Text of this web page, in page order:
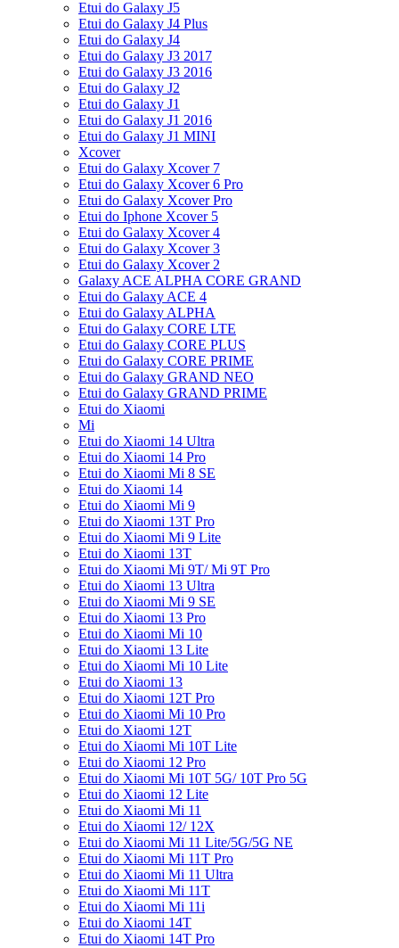
Etui do Galaxy J5
Etui do Galaxy J4 Plus
Etui do Galaxy J4
Etui do Galaxy J3 2017
Etui do Galaxy J3 2016
Etui do Galaxy J2
Etui do Galaxy J1
Etui do Galaxy J1 2016
Etui do Galaxy J1 MINI
Xcover
Etui do Galaxy Xcover 7
Etui do Galaxy Xcover 6 Pro
Etui do Galaxy Xcover Pro
Etui do Iphone Xcover 5
Etui do Galaxy Xcover 4
Etui do Galaxy Xcover 3
Etui do Galaxy Xcover 2
Galaxy ACE ALPHA CORE GRAND
Etui do Galaxy ACE 4
Etui do Galaxy ALPHA
Etui do Galaxy CORE LTE
Etui do Galaxy CORE PLUS
Etui do Galaxy CORE PRIME
Etui do Galaxy GRAND NEO
Etui do Galaxy GRAND PRIME
Etui do Xiaomi
Mi
Etui do Xiaomi 14 Ultra
Etui do Xiaomi 14 Pro
Etui do Xiaomi Mi 8 SE
Etui do Xiaomi 14
Etui do Xiaomi Mi 9
Etui do Xiaomi 13T Pro
Etui do Xiaomi Mi 9 Lite
Etui do Xiaomi 13T
Etui do Xiaomi Mi 9T/ Mi 9T Pro
Etui do Xiaomi 13 Ultra
Etui do Xiaomi Mi 9 SE
Etui do Xiaomi 13 Pro
Etui do Xiaomi Mi 10
Etui do Xiaomi 13 Lite
Etui do Xiaomi Mi 10 Lite
Etui do Xiaomi 13
Etui do Xiaomi 12T Pro
Etui do Xiaomi Mi 10 Pro
Etui do Xiaomi 12T
Etui do Xiaomi Mi 10T Lite
Etui do Xiaomi 12 Pro
Etui do Xiaomi Mi 10T 5G/ 10T Pro 5G
Etui do Xiaomi 12 Lite
Etui do Xiaomi Mi 11
Etui do Xiaomi 12/ 12X
Etui do Xiaomi Mi 11 Lite/5G/5G NE
Etui do Xiaomi Mi 11T Pro
Etui do Xiaomi Mi 11 Ultra
Etui do Xiaomi Mi 11T
Etui do Xiaomi Mi 11i
Etui do Xiaomi 14T
Etui do Xiaomi 14T Pro